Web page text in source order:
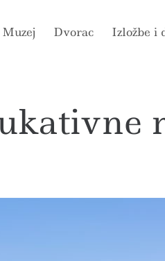
Muzej Dvorac Izložbe i